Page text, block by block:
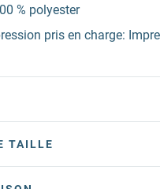
% polyester
pris en charge:
TAILLE